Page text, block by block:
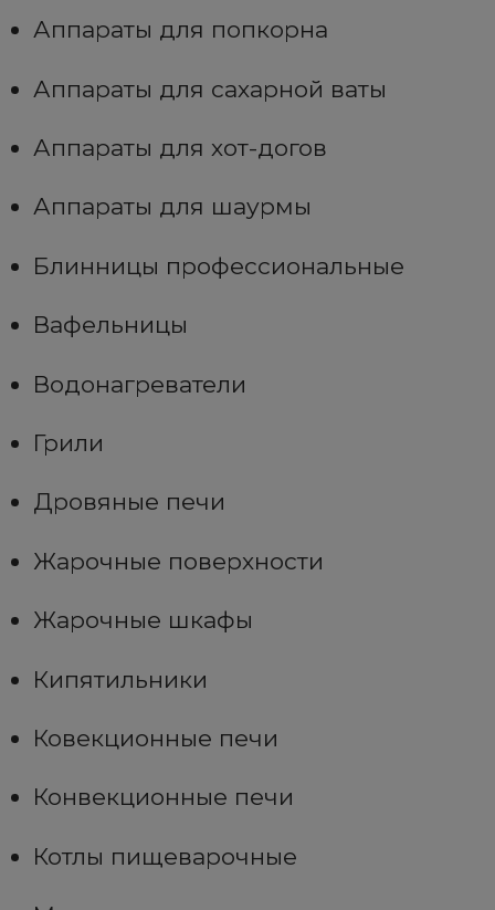
Аппараты для попкорна
Аппараты для сахарной ваты
Аппараты для хот-догов
Аппараты для шаурмы
Блинницы профессиональные
Вафельницы
Водонагреватели
Грили
Дровяные печи
Жарочные поверхности
Жарочные шкафы
Кипятильники
Ковекционные печи
Конвекционные печи
Котлы пищеварочные